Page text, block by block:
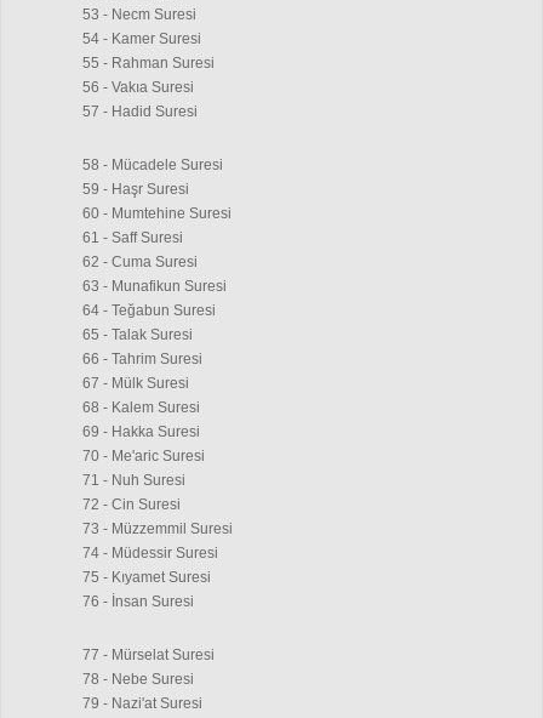
53 - Necm Suresi
54 - Kamer Suresi
55 - Rahman Suresi
56 - Vakıa Suresi
57 - Hadid Suresi
58 - Mücadele Suresi
59 - Haşr Suresi
60 - Mumtehine Suresi
61 - Saff Suresi
62 - Cuma Suresi
63 - Munafikun Suresi
64 - Teğabun Suresi
65 - Talak Suresi
66 - Tahrim Suresi
67 - Mülk Suresi
68 - Kalem Suresi
69 - Hakka Suresi
70 - Me'aric Suresi
71 - Nuh Suresi
72 - Cin Suresi
73 - Müzzemmil Suresi
74 - Müdessir Suresi
75 - Kıyamet Suresi
76 - İnsan Suresi
77 - Mürselat Suresi
78 - Nebe Suresi
79 - Nazi'at Suresi